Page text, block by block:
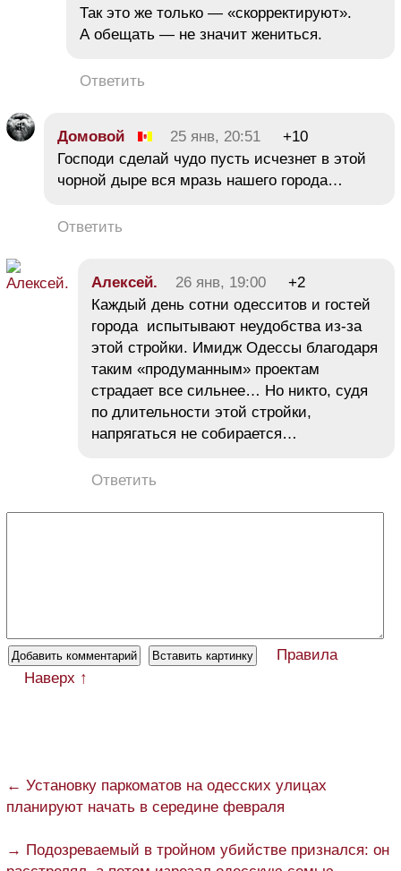
Так это же только — «скорректируют».
А обещать — не значит жениться.
Ответить
Домовой 25 янв, 20:51
+10
Господи сделай чудо пусть исчезнет в этой
чорной дыре вся мразь нашего города…
Ответить
Алексей. 26 янв, 19:00
+2
Каждый день сотни одесситов и гостей
города испытывают неудобства из-за
этой стройки. Имидж Одессы благодаря
таким «продуманным» проектам
страдает все сильнее… Но никто, судя
по длительности этой стройки,
напрягаться не собирается…
Ответить
Правила
Наверх ↑
← Установку паркоматов на одесских улицах
планируют начать в середине февраля
→ Подозреваемый в тройном убийстве признался: он